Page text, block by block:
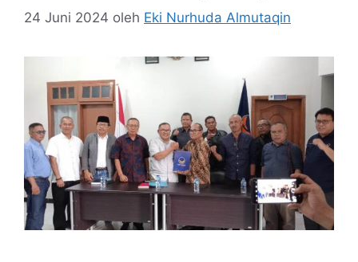
24 Juni 2024 oleh Eki Nurhuda Almutaqin